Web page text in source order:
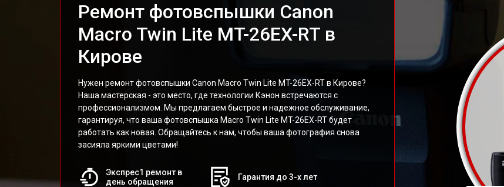
Ремонт фотовспышки Canon
Macro Twin Lite MT-26EX-RT в
Кирове
Нужен ремонт фотовспышки Canon Macro Twin Lite MT-26EX-RT в Кирове?
Наша мастерская - это место, где технологии Кэнон встречаются с
профессионализмом. Мы предлагаем быстрое и надежное обслуживание,
гарантируя, что ваша фотовспышка Macro Twin Lite MT-26EX-RT будет
работать как новая. Обращайтесь к нам, чтобы ваша фотография снова
засияла яркими цветами!
Экспрес1 ремонт в
день обращения
Гарантия до 3-х лет